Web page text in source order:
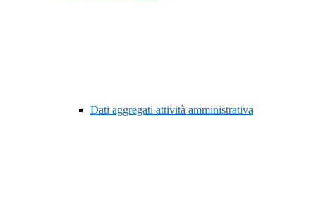
Dati aggregati attività amministrativa